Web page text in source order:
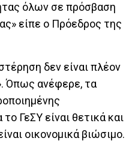
όλων σε πρόσβαση
είπε ο Πρόεδρος της
δεν είναι πλέον
Όπως ανέφερε, τα
ΓεΣΥ είναι θετικά και
οικονομικά βιώσιμο.